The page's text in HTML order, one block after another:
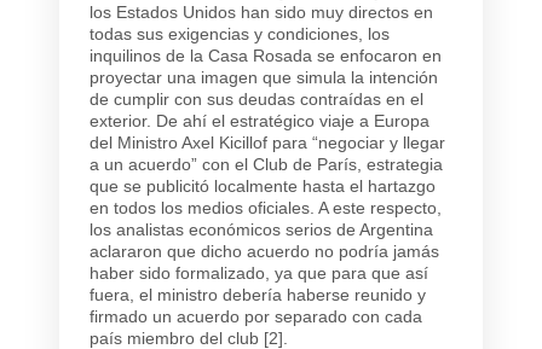
los Estados Unidos han sido muy directos en
todas sus exigencias y condiciones, los
inquilinos de la Casa Rosada se enfocaron en
proyectar una imagen que simula la intención
de cumplir con sus deudas contraídas en el
exterior. De ahí el estratégico viaje a Europa
del Ministro Axel Kicillof para “negociar y llegar
a un acuerdo” con el Club de París, estrategia
que se publicitó localmente hasta el hartazgo
en todos los medios oficiales. A este respecto,
los analistas económicos serios de Argentina
aclararon que dicho acuerdo no podría jamás
haber sido formalizado, ya que para que así
fuera, el ministro debería haberse reunido y
firmado un acuerdo por separado con cada
país miembro del club [2].